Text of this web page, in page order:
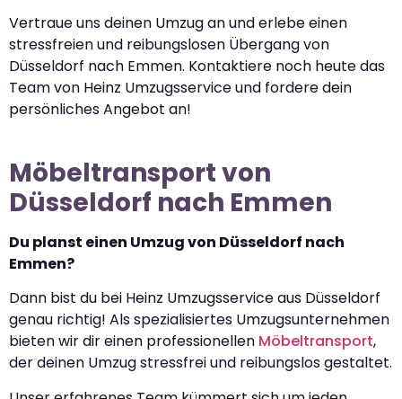
Vertraue uns deinen Umzug an und erlebe einen
stressfreien und reibungslosen Übergang von
Düsseldorf nach Emmen. Kontaktiere noch heute das
Team von Heinz Umzugsservice und fordere dein
persönliches Angebot an!
Möbeltransport von
Düsseldorf nach Emmen
Du planst einen Umzug von Düsseldorf nach
Emmen?
Dann bist du bei Heinz Umzugsservice aus Düsseldorf
genau richtig! Als spezialisiertes Umzugsunternehmen
bieten wir dir einen professionellen Möbeltransport,
der deinen Umzug stressfrei und reibungslos gestaltet.